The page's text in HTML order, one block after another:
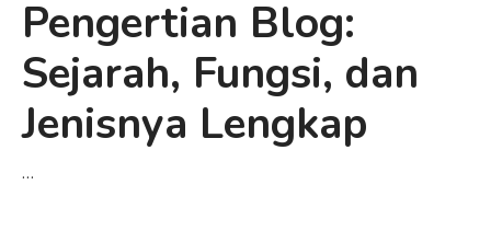
Pengertian Blog:
Sejarah, Fungsi, dan
Jenisnya Lengkap
…